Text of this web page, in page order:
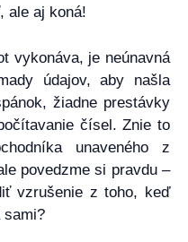
ale aj koná!
vykonáva, je neúnavná
údajov, aby našla
žiadne prestávky
čísel. Znie to
unaveného z
povedzme si pravdu –
vzrušenie z toho, keď
sami?